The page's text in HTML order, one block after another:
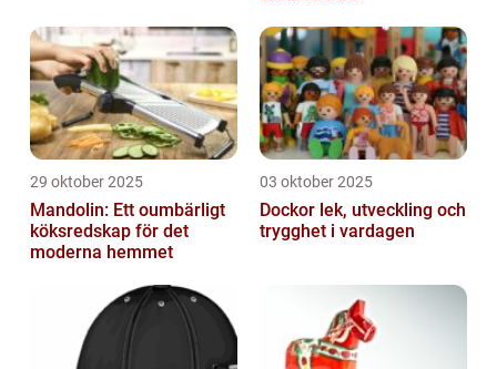
29 oktober 2025
Mandolin: Ett oumbärligt
köksredskap för det
moderna hemmet
03 oktober 2025
Dockor lek, utveckling och
trygghet i vardagen